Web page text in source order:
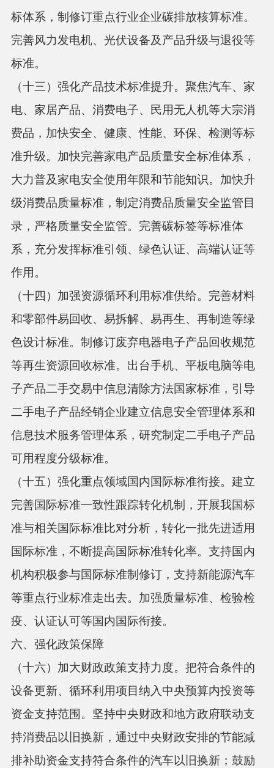
标体系，制修订重点行业企业碳排放核算标准。
完善风力发电机、光伏设备及产品升级与退役等
标准。
（十三）强化产品技术标准提升。 聚焦汽车、家
电、家居产品、消费电子、民用无人机等大宗消
费品，加快安全、健康、性能、环保、检测等标
准升级。加快完善家电产品质量安全标准体系，
大力普及家电安全使用年限和节能知识。加快升
级消费品质量标准，制定消费品质量安全监管目
录，严格质量安全监管。完善碳标签等标准体
系，充分发挥标准引领、绿色认证、高端认证等
作用。
（十四）加强资源循环利用标准供给。 完善材料
和零部件易回收、易拆解、易再生、再制造等绿
色设计标准。制修订废弃电器电子产品回收规范
等再生资源回收标准。出台手机、平板电脑等电
子产品二手交易中信息清除方法国家标准，引导
二手电子产品经销企业建立信息安全管理体系和
信息技术服务管理体系，研究制定二手电子产品
可用程度分级标准。
（十五）强化重点领域国内国际标准衔接。 建立
完善国际标准一致性跟踪转化机制，开展我国标
准与相关国际标准比对分析，转化一批先进适用
国际标准，不断提高国际标准转化率。支持国内
机构积极参与国际标准制修订，支持新能源汽车
等重点行业标准走出去。加强质量标准、检验检
疫、认证认可等国内国际衔接。
六、强化政策保障
（十六）加大财政政策支持力度。 把符合条件的
设备更新、循环利用项目纳入中央预算内投资等
资金支持范围。坚持中央财政和地方政府联动支
持消费品以旧换新，通过中央财政安排的节能减
排补助资金支持符合条件的汽车以旧换新；鼓励